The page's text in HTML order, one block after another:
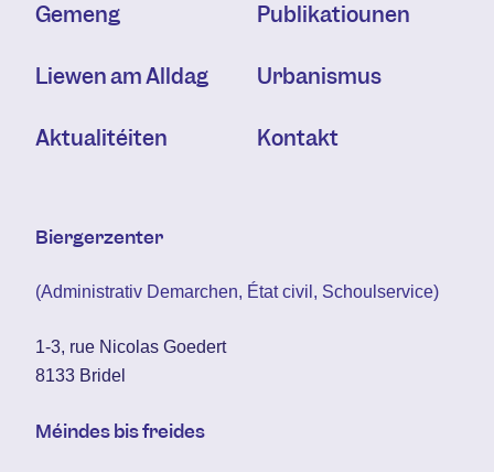
Gemeng
Liewen am Alldag
Aktualitéiten
Publikatiounen
Urbanismus
Kontakt
Biergerzenter
(Administrativ Demarchen, État civil, Schoulservice)
1-3, rue Nicolas Goedert
8133 Bridel
Méindes bis freides